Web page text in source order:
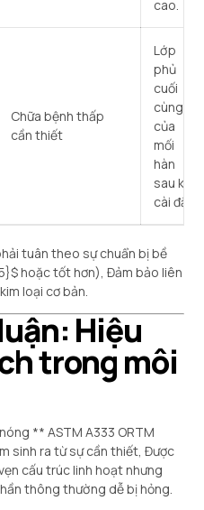
cao.
Chữa bệnh thấp
cần thiết
Lớp
phủ
cuối
cùng
của
mối
hàn
sau khi
cài đặt.
tuân theo sự chuẩn bị bề
hoặc tốt hơn), Đảm bảo liên
loại cơ bản.
Hiệu
trong môi
** ASTM A333 ORTM
sinh ra từ sự cần thiết, Được
cấu trúc linh hoạt nhưng
thông thường dễ bị hỏng.